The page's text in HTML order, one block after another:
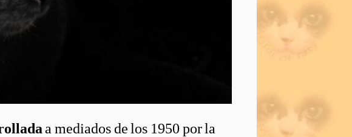
a mediados de los 1950 por la